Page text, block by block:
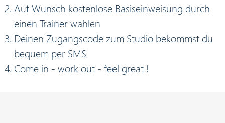
Auf Wunsch kostenlose Basiseinweisung durch
einen Trainer wählen
Deinen Zugangscode zum Studio bekommst du
bequem per SMS
Come in - work out - feel great !